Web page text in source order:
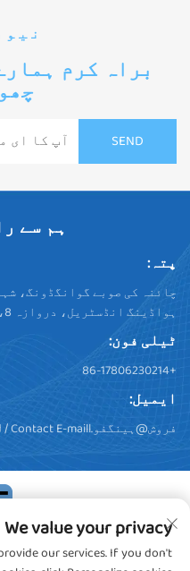
براہ کرم
ہم سے
پتہ:
چائنہ کی صوبے گوانگڈونگ،
ہواڈینگ انڈسٹریل، دروازہ 8، نمبر 58
ٹیلی فون:
+86-17806230214
ایمیل:
فروش@ہینگفو.ltd/ Contact E-maill:
کاپی رائٹ ©
We value your privacy
our services. If you don't